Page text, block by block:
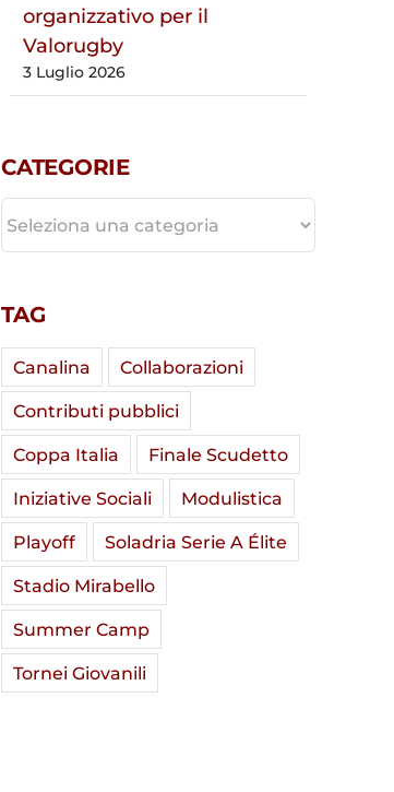
organizzativo per il
Valorugby
3 Luglio 2026
CATEGORIE
TAG
Canalina
Collaborazioni
Contributi pubblici
Coppa Italia
Finale Scudetto
Iniziative Sociali
Modulistica
Playoff
Soladria Serie A Élite
Stadio Mirabello
Summer Camp
Tornei Giovanili